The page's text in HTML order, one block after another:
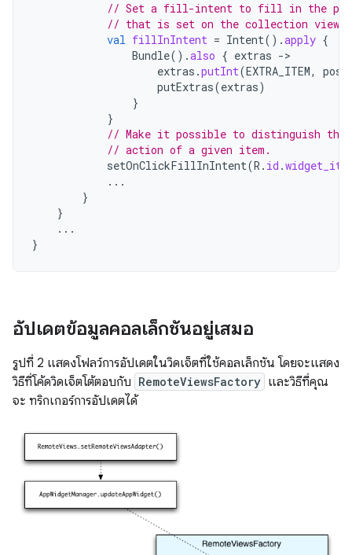
// Set a fill-intent to fill in the
// that is set on the collection view in
val fillInIntent = Intent().apply {
Bundle().also { extras ->
extras .putInt(EXTRA_ITEM,
putExtras(extras)
}
}
// Make it possible to distinguish
// action of a given item.
setOnClickFillInIntent(R . id .
...
}
}
...
}
อัปเดตข้อมูลคอลเล็กชันอยู่เสมอ
รูปที่ 2 แสดงโฟลว์การอัปเดตในวิดเจ็ตที่ใช้คอลเล็กชัน โดยจะแสดง
วิธีที่โค้ดวิดเจ็ตโต้ตอบกับ RemoteViewsFactory และวิธีที่คุณ
จะ ทริกเกอร์การอัปเดตได้